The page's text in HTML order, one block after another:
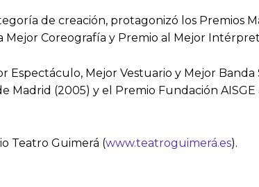
de creación, protagonizó los Premios
Mejor Coreografía y Premio al Mejor
Mejor Vestuario y Mejor Banda
Madrid (2005) y el Premio Fundación
Teatro Guimerá (www.teatroguimerá.es).